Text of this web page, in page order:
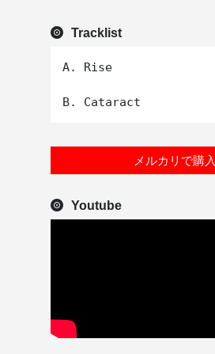
Tracklist
A. Rise
メルカリで購入
Youtube